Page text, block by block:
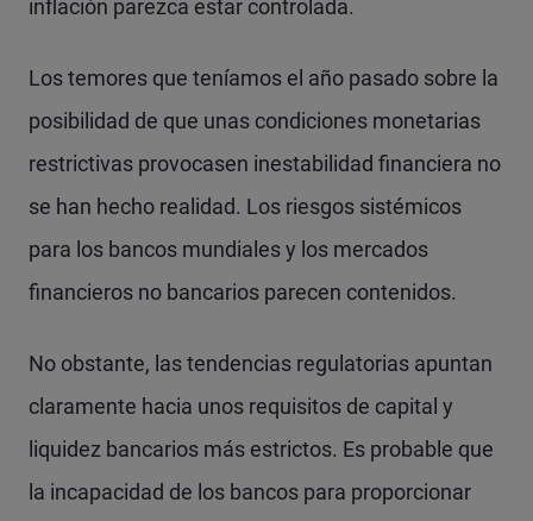
inflación parezca estar controlada.
Los temores que teníamos el año pasado sobre la
posibilidad de que unas condiciones monetarias
restrictivas provocasen inestabilidad financiera no
se han hecho realidad. Los riesgos sistémicos
para los bancos mundiales y los mercados
financieros no bancarios parecen contenidos.
No obstante, las tendencias regulatorias apuntan
claramente hacia unos requisitos de capital y
liquidez bancarios más estrictos. Es probable que
la incapacidad de los bancos para proporcionar